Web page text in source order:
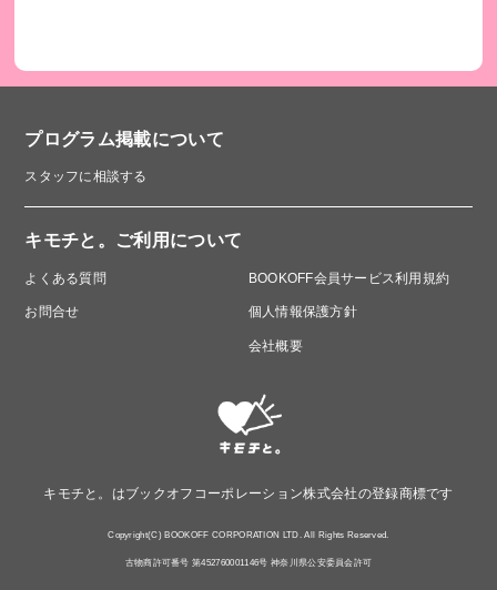
プログラム掲載について
スタッフに相談する
キモチと。ご利用について
よくある質問
お問合せ
BOOKOFF会員サービス利用規約
個人情報保護方針
会社概要
キモチと。はブックオフコーポレーション株式会社の登録商標です
Copyright(C) BOOKOFF CORPORATION LTD. All Rights Reserved.
古物商許可番号 第452760001146号 神奈川県公安委員会許可